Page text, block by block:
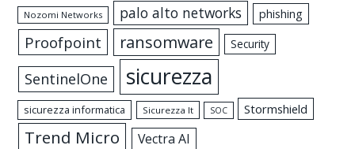
Nozomi Networks palo alto networks phishing
Proofpoint ransomware Security
SentinelOne sicurezza
sicurezza informatica Sicurezza It SOC Stormshield
Trend Micro Vectra AI